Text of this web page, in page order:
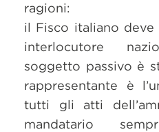
ragioni:
il Fisco italiano
interlocutore
soggetto passivo è
rappresentante è
tutti gli atti
mandatario